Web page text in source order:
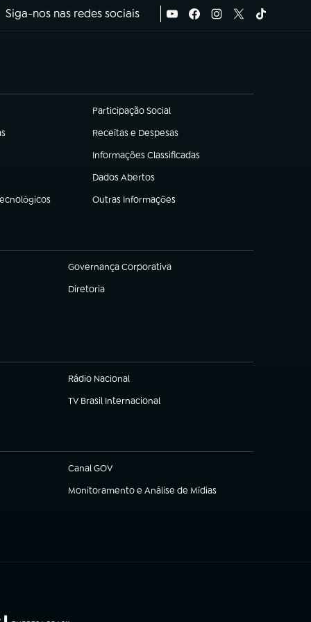
Siga-nos nas redes sociais
Participação Social
(abre em nova aba)
Receitas e Despesas
(abre em nova aba)
Informações Classificadas
(abre em nova aba)
Dados Abertos
(abre em nova aba)
Outras Informações
(abre em nova aba)
Governança Corporativa
(abre em nova aba)
Diretoria
(abre em nova aba)
Rádio Nacional
TV Brasil Internacional
(abre em nova aba)
Canal GOV
(abre em nova aba)
Monitoramento e Análise de Mídias
(abre em nova aba)